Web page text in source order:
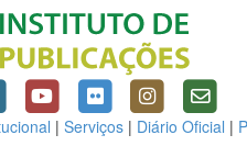
| Serviços | Diário Oficial |